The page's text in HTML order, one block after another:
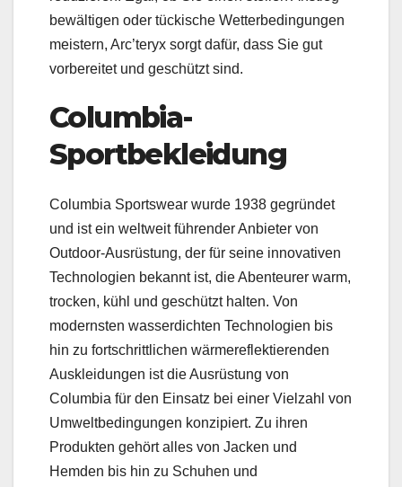
bewältigen oder tückische Wetterbedingungen
meistern, Arc’teryx sorgt dafür, dass Sie gut
vorbereitet und geschützt sind.
Columbia-
Sportbekleidung
Columbia Sportswear wurde 1938 gegründet
und ist ein weltweit führender Anbieter von
Outdoor-Ausrüstung, der für seine innovativen
Technologien bekannt ist, die Abenteurer warm,
trocken, kühl und geschützt halten. Von
modernsten wasserdichten Technologien bis
hin zu fortschrittlichen wärmereflektierenden
Auskleidungen ist die Ausrüstung von
Columbia für den Einsatz bei einer Vielzahl von
Umweltbedingungen konzipiert. Zu ihren
Produkten gehört alles von Jacken und
Hemden bis hin zu Schuhen und